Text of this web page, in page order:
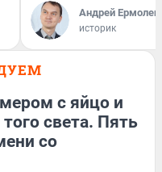
Андрей
историк
с яйцо и
света. Пять
со